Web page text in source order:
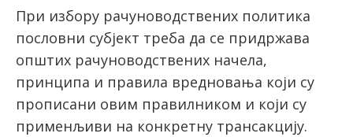
При избору рачуноводствених политика
пословни субјект треба да се придржава
општих рачуноводствених начела,
принципа и правила вредновања који су
прописани овим правилником и који су
применљиви на конкретну трансакцију.